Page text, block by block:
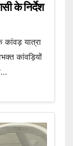
के निर्देश
कांवड़ यात्रा
कांवड़ियों